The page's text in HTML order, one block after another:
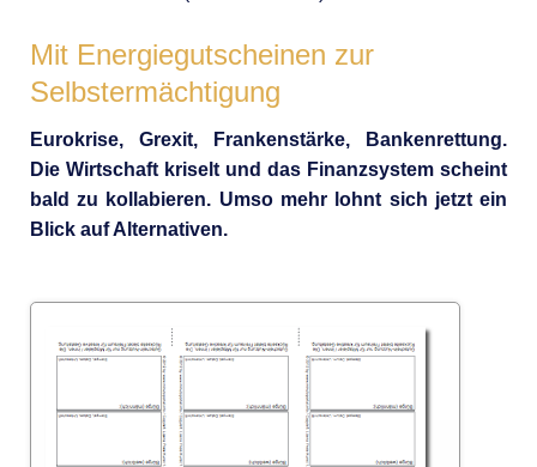
Mit Energiegutscheinen zur
Selbstermächtigung
Eurokrise, Grexit, Frankenstärke, Bankenrettung.
Die Wirtschaft kriselt und das Finanzsystem scheint
bald zu kollabieren. Umso mehr lohnt sich jetzt ein
Blick auf Alternativen.